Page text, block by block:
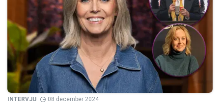
INTERVJU 08 december 2024